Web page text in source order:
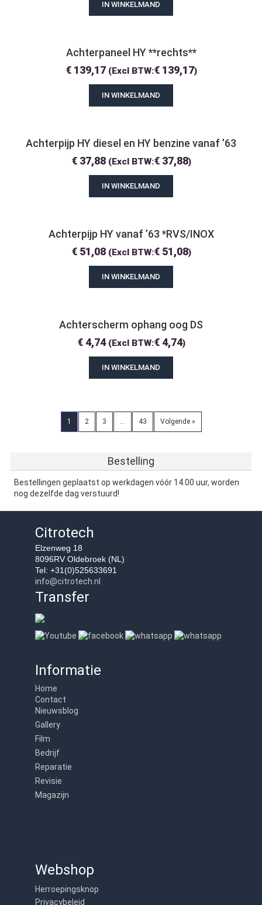
IN WINKELMAND
Achterpaneel HY **rechts**
€139,17 (Excl BTW:€139,17)
IN WINKELMAND
Achterpijp HY diesel en HY benzine vanaf ’63
€37,88 (Excl BTW:€37,88)
IN WINKELMAND
Achterpijp HY vanaf ’63 *RVS/INOX
€51,08 (Excl BTW:€51,08)
IN WINKELMAND
Achterscherm ophang oog DS
€4,74 (Excl BTW:€4,74)
IN WINKELMAND
1 2 3 … 43 Volgende »
Bestelling
Bestellingen geplaatst op werkdagen vóór 14.00 uur, worden
nog dezelfde dag verstuurd!
Citrotech
Elzenweg 18
8096RV Oldebroek (NL)
Tel: +31(0)525633691
info@citrotech.nl
Transfer
Informatie
Home
Contact
Nieuwsblog
Gallery
Film
Bedrijf
Reparatie
Revisie
Magazijn
Webshop
Herroepingsknop
Privacybeleid